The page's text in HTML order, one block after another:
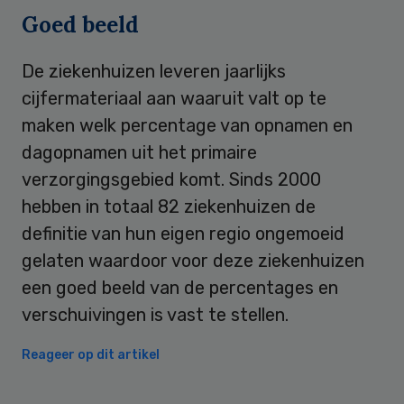
Goed beeld
De ziekenhuizen leveren jaarlijks
cijfermateriaal aan waaruit valt op te
maken welk percentage van opnamen en
dagopnamen uit het primaire
verzorgingsgebied komt. Sinds 2000
hebben in totaal 82 ziekenhuizen de
definitie van hun eigen regio ongemoeid
gelaten waardoor voor deze ziekenhuizen
een goed beeld van de percentages en
verschuivingen is vast te stellen.
Reageer op dit artikel